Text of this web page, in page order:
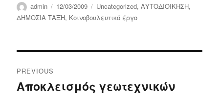
Author
admin
Posted
on
12/03/2009 Categories
Uncategorized,ΑΥΤΟΔΙΟΙΚΗΣΗ,
ΔΗΜΟΣΙΑ ΤΑΞΗ, Κοινοβουλευτικό έργο
navigation
PREVIOUS
Previous
Αποκλεισμός γεωτεχνικών